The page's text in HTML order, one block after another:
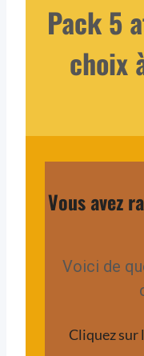
Pack 5
choix
Vous avez
Voici de
Cliquez sur